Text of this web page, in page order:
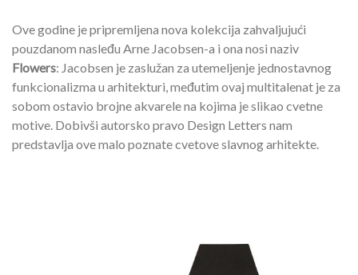
Ove godine je pripremljena nova kolekcija zahvaljujući
pouzdanom nasleđu Arne Jacobsen-a i ona nosi naziv
Flowers: Jacobsen je zaslužan za utemeljenje jednostavnog
funkcionalizma u arhitekturi, međutim ovaj multitalenat je za
sobom ostavio brojne akvarele na kojima je slikao cvetne
motive. Dobivši autorsko pravo Design Letters nam
predstavlja ove malo poznate cvetove slavnog arhitekte.